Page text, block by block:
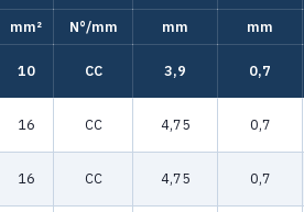
mm² N°/mm mm mm
10 CC 3,9 0,7
16 CC 4,75 0,7
16 CC 4,75 0,7